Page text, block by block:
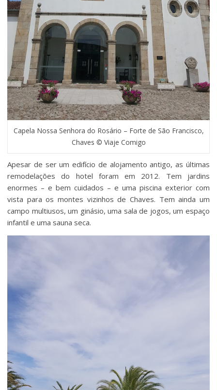
Capela Nossa Senhora do Rosário – Forte de São Francisco,
Chaves © Viaje Comigo
Apesar de ser um edifício de alojamento antigo, as últimas
remodelações do hotel foram em 2012. Tem jardins
enormes – e bem cuidados – e uma piscina exterior com
vista para os montes vizinhos de Chaves. Tem ainda um
campo multiusos, um ginásio, uma sala de jogos, um espaço
infantil e uma sauna seca.